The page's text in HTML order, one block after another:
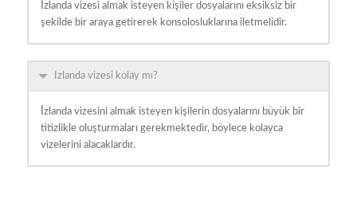
İzlanda vizesi almak isteyen kişiler dosyalarını eksiksiz bir
şekilde bir araya getirerek konsolosluklarına iletmelidir.
Izlanda vizesi kolay mı?
İzlanda vizesini almak isteyen kişilerin dosyalarını büyük bir
titizlikle oluşturmaları gerekmektedir, böylece kolayca
vizelerini alacaklardır.